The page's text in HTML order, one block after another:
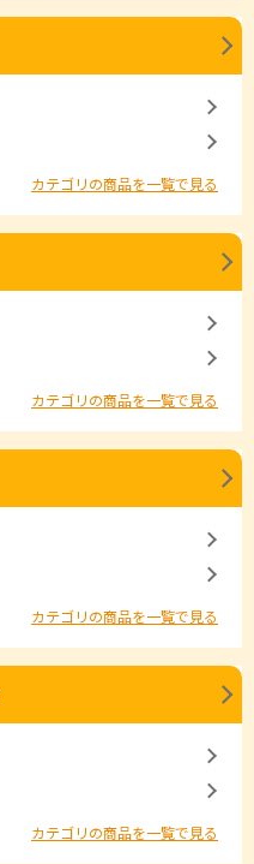
カテゴリの商品を一覧で見る
カテゴリの商品を一覧で見る
カテゴリの商品を一覧で見る
カテゴリの商品を一覧で見る